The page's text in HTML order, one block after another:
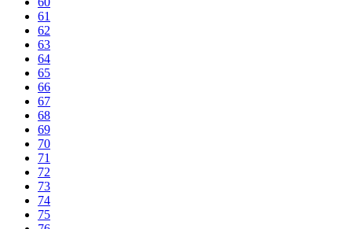
61
62
63
64
65
66
67
68
69
70
71
72
73
74
75